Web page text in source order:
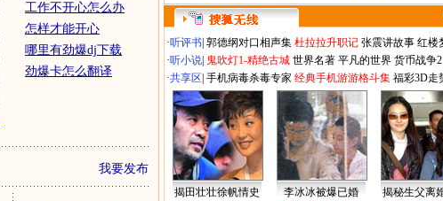
工作不开心怎么办
怎样才能开心
哪里有劲爆dj下载
劲爆卡怎么翻译
我要发布
·听评书 郭德纲对口相声集 杜拉拉升职记 张震讲故事 红楼
·听小说 鬼吹灯1-精绝古城 世界名著 平凡的世界 货币战争2
·共享区 手机病毒杀毒专家 经典手机游游格斗集 福彩3D走
揭田壮壮徐帆情史 李冰冰被爆已婚
揭秘生父离